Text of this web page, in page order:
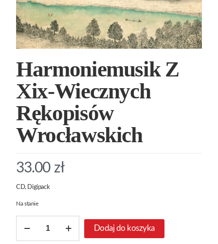
Harmoniemusik Z
Xix-Wiecznych
Rękopisów
Wrocławskich
33.00 zł
CD, Digipack
Na stanie
Harmoniemusik
Dodaj do koszyka